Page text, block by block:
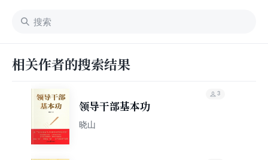
相关作者的搜索结果
领导干部基本功
晓山
3